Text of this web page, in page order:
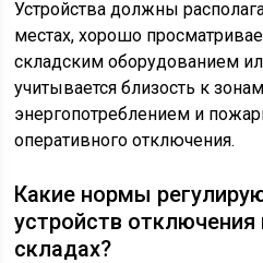
Устройства должны
местах, хорошо
складским оборудованием
учитывается близость к
энергопотреблением и
оперативного отключения.
Какие нормы
устройств отключения
складах?